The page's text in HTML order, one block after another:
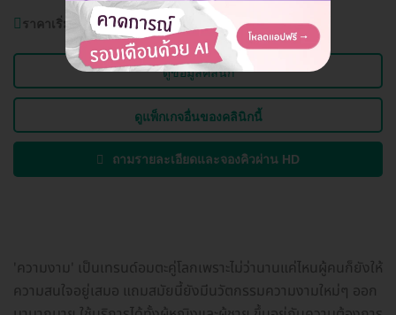
ราคาเริ่มต้นที่ 350 บาท
ดูข้อมูลคลินิก
ดูแพ็กเกจอื่นของคลินิกนี้
ถามรายละเอียดและจองคิวผ่าน HD
'ความงาม' เป็นเทรนด์อมตะคู่โลกเพราะไม่ว่านานแค่ไหนผู้คนก็ยังให้
ความสนใจอยู่เสมอ แถมสมัยนี้ยังมีนวัตกรรมความงามใหม่ๆ ออก